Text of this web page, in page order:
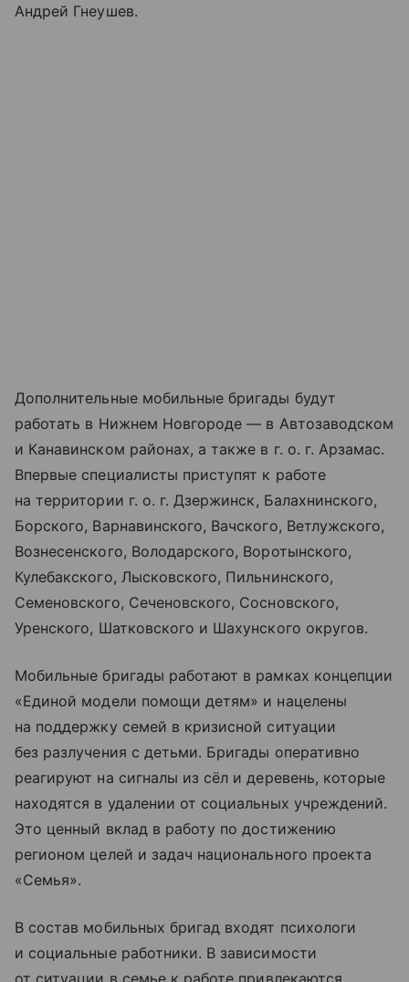
Андрей Гнеушев.
Дополнительные мобильные бригады будут
работать в Нижнем Новгороде — в Автозаводском
и Канавинском районах, а также в г. о. г. Арзамас.
Впервые специалисты приступят к работе
на территории г. о. г. Дзержинск, Балахнинского,
Борского, Варнавинского, Вачского, Ветлужского,
Вознесенского, Володарского, Воротынского,
Кулебакского, Лысковского, Пильнинского,
Семеновского, Сеченовского, Сосновского,
Уренского, Шатковского и Шахунского округов.
Мобильные бригады работают в рамках концепции
«Единой модели помощи детям» и нацелены
на поддержку семей в кризисной ситуации
без разлучения с детьми. Бригады оперативно
реагируют на сигналы из сёл и деревень, которые
находятся в удалении от социальных учреждений.
Это ценный вклад в работу по достижению
регионом целей и задач национального проекта
«Семья».
В состав мобильных бригад входят психологи
и социальные работники. В зависимости
от ситуации в семье к работе привлекаются